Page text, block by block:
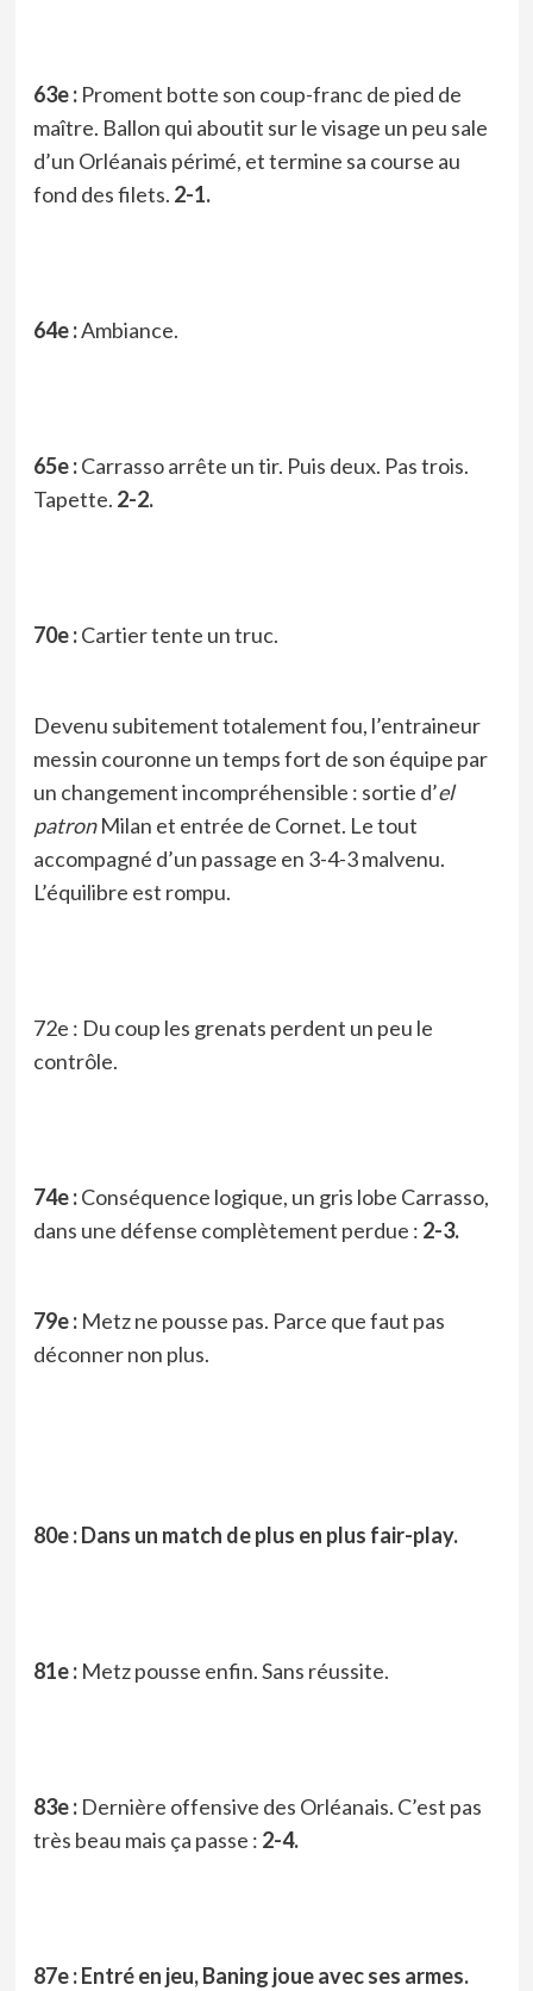
63e : Proment botte son coup-franc de pied de
maître. Ballon qui aboutit sur le visage un peu sale
d’un Orléanais périmé, et termine sa course au
fond des filets. 2-1.
64e :Ambiance.
65e :Carrasso arrête un tir. Puis deux. Pas trois.
Tapette. 2-2.
70e :Cartier tente un truc.
Devenu subitement totalement fou, l’entraineur
messin couronne un temps fort de son équipe par
un changement incompréhensible : sortie d’el
patronMilan et entrée de Cornet. Le tout
accompagné d’un passage en 3-4-3 malvenu.
L’équilibre est rompu.
72e : Du coup les grenats perdent un peu le
contrôle.
74e :Conséquence logique, un gris lobe Carrasso,
dans une défense complètement perdue : 2-3.
79e : Metz ne pousse pas. Parce que faut pas
déconner non plus.
80e : Dans un match de plus en plus fair-play.
81e : Metz pousse enfin. Sans réussite.
83e : Dernière offensive des Orléanais. C’est pas
très beau mais ça passe : 2-4.
87e : Entré en jeu, Baning joue avec ses armes.